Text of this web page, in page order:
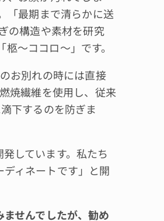
「最期まで清らかに送
の構造や素材を研究
～ココロ～」です。
お別れの時には直接
焼繊維を使用し、従来
下するのを防ぎま
しています。私たち
ィネートです」と開
せんでしたが、勧め